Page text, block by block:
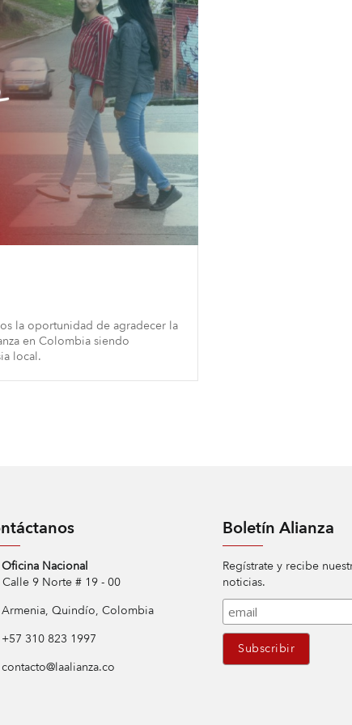
la oportunidad de agradecer la
en Colombia siendo
local.
Oficina Nacional
9 Norte # 19 - 00
Armenia, Quindío, Colombia
+57 310 823 1997
contacto@laalianza.co
Boletín Alianza
Regístrate y recibe
noticias.